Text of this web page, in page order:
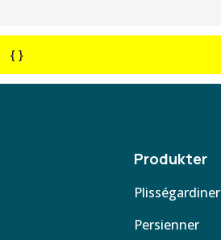
{ }
Produkter
Plisségardiner
Persienner